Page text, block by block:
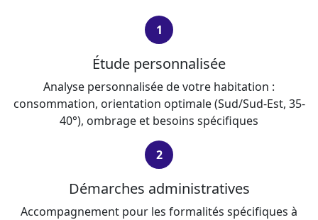
1
Étude personnalisée
Analyse personnalisée de votre habitation :
consommation, orientation optimale (Sud/Sud-Est, 35-
40°), ombrage et besoins spécifiques
2
Démarches administratives
Accompagnement pour les formalités spécifiques à